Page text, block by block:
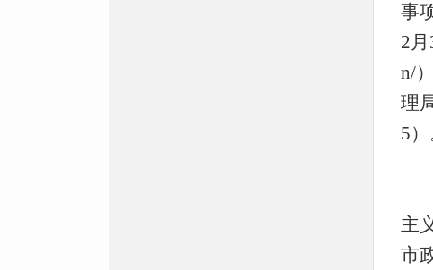
事
2
n/
理
5）
主
市